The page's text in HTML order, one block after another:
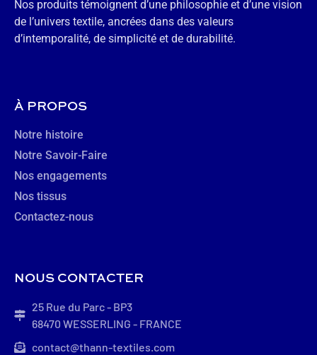
Nos produits témoignent d’une philosophie et d’une vision
de l’univers textile, ancrées dans des valeurs
d’intemporalité, de simplicité et de durabilité.
À PROPOS
Notre histoire
Notre Savoir-Faire
Nos engagements
Nos tissus
Contactez-nous
NOUS CONTACTER
25 Rue du Parc - BP3
68470 WESSERLING - FRANCE
contact@thann-textiles.com